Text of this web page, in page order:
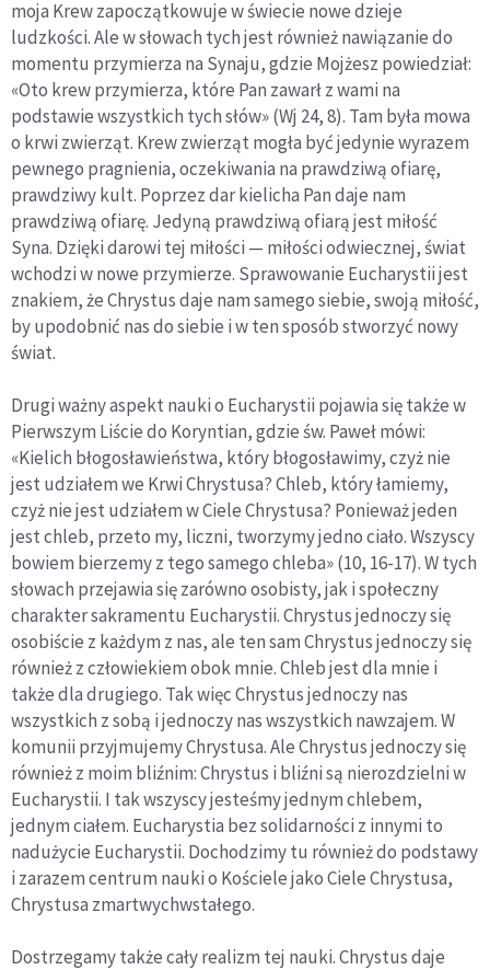
moja Krew zapoczątkowuje w świecie nowe dzieje
ludzkości. Ale w słowach tych jest również nawiązanie do
momentu przymierza na Synaju, gdzie Mojżesz powiedział:
«Oto krew przymierza, które Pan zawarł z wami na
podstawie wszystkich tych słów» (Wj 24, 8). Tam była mowa
o krwi zwierząt. Krew zwierząt mogła być jedynie wyrazem
pewnego pragnienia, oczekiwania na prawdziwą ofiarę,
prawdziwy kult. Poprzez dar kielicha Pan daje nam
prawdziwą ofiarę. Jedyną prawdziwą ofiarą jest miłość
Syna. Dzięki darowi tej miłości — miłości odwiecznej, świat
wchodzi w nowe przymierze. Sprawowanie Eucharystii jest
znakiem, że Chrystus daje nam samego siebie, swoją miłość,
by upodobnić nas do siebie i w ten sposób stworzyć nowy
świat.
Drugi ważny aspekt nauki o Eucharystii pojawia się także w
Pierwszym Liście do Koryntian, gdzie św. Paweł mówi:
«Kielich błogosławieństwa, który błogosławimy, czyż nie
jest udziałem we Krwi Chrystusa? Chleb, który łamiemy,
czyż nie jest udziałem w Ciele Chrystusa? Ponieważ jeden
jest chleb, przeto my, liczni, tworzymy jedno ciało. Wszyscy
bowiem bierzemy z tego samego chleba» (10, 16-17). W tych
słowach przejawia się zarówno osobisty, jak i społeczny
charakter sakramentu Eucharystii. Chrystus jednoczy się
osobiście z każdym z nas, ale ten sam Chrystus jednoczy się
również z człowiekiem obok mnie. Chleb jest dla mnie i
także dla drugiego. Tak więc Chrystus jednoczy nas
wszystkich z sobą i jednoczy nas wszystkich nawzajem. W
komunii przyjmujemy Chrystusa. Ale Chrystus jednoczy się
również z moim bliźnim: Chrystus i bliźni są nierozdzielni w
Eucharystii. I tak wszyscy jesteśmy jednym chlebem,
jednym ciałem. Eucharystia bez solidarności z innymi to
nadużycie Eucharystii. Dochodzimy tu również do podstawy
i zarazem centrum nauki o Kościele jako Ciele Chrystusa,
Chrystusa zmartwychwstałego.
Dostrzegamy także cały realizm tej nauki. Chrystus daje